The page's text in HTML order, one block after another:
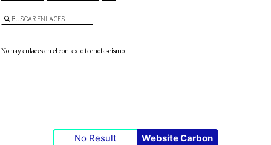
BUSCAR ENLACES
No hay enlaces en el contexto tecnofascismo
No Result Website Carbon